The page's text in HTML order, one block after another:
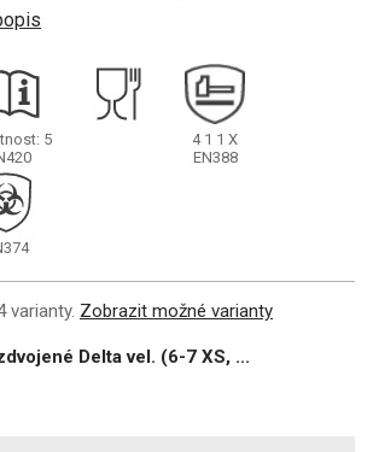
5
4 1 1 X
EN388
varianty. Zobrazit možné varianty
Delta vel. (6-7 XS, ...